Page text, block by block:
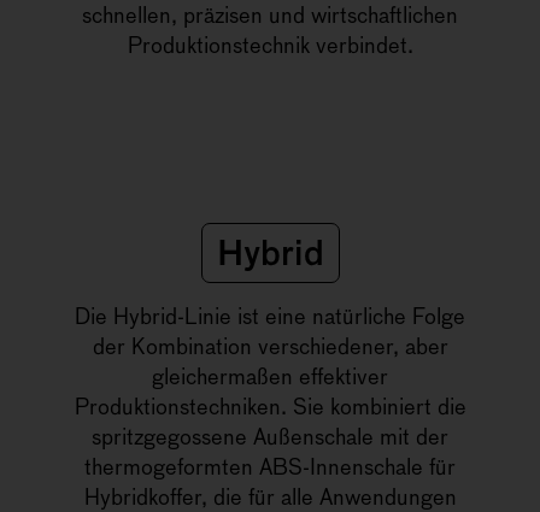
schnellen, präzisen und wirtschaftlichen
Produktionstechnik verbindet.
Hybrid
Die Hybrid-Linie ist eine natürliche Folge
der Kombination verschiedener, aber
gleichermaßen effektiver
Produktionstechniken. Sie kombiniert die
spritzgegossene Außenschale mit der
thermogeformten ABS-Innenschale für
Hybridkoffer, die für alle Anwendungen